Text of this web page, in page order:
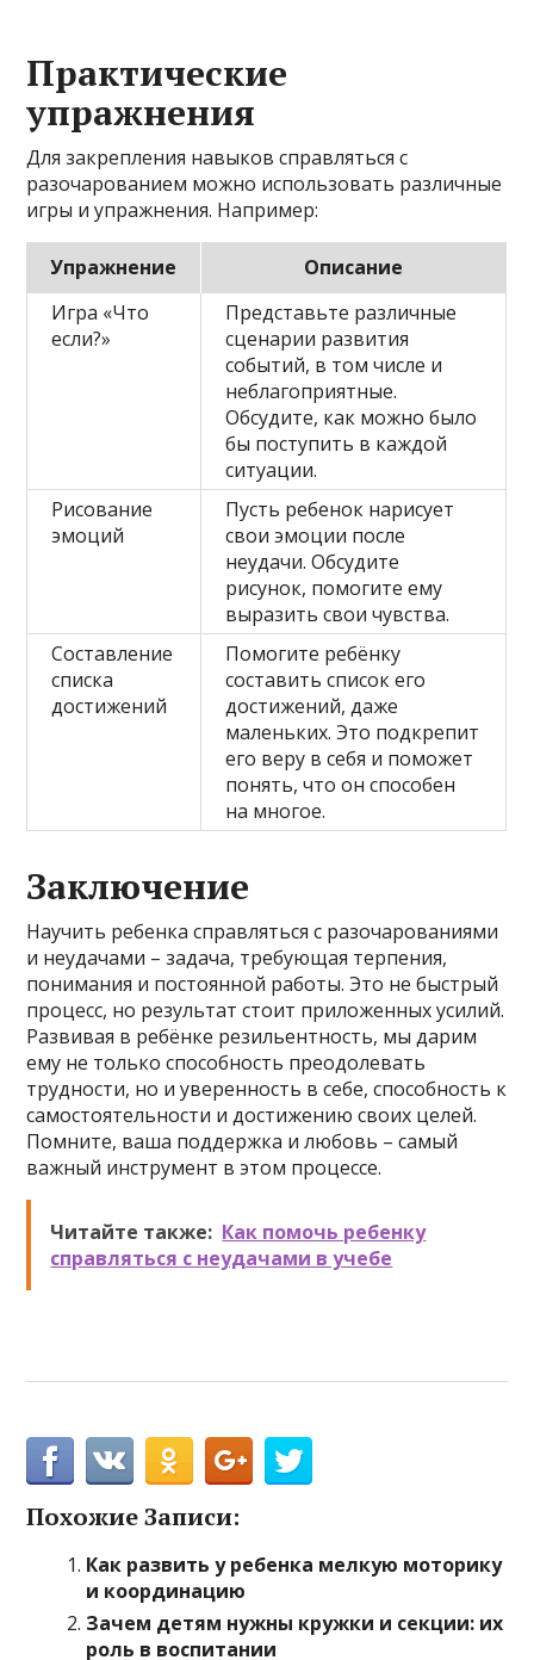
Практические
упражнения
Для закрепления навыков справляться с
разочарованием можно использовать различные
игры и упражнения. Например:
Упражнение
Описание
Игра «Что
если?»
Представьте различные
сценарии развития
событий, в том числе и
неблагоприятные.
Обсудите, как можно было
бы поступить в каждой
ситуации.
Рисование
эмоций
Пусть ребенок нарисует
свои эмоции после
неудачи. Обсудите
рисунок, помогите ему
выразить свои чувства.
Составление
списка
достижений
Помогите ребёнку
составить список его
достижений, даже
маленьких. Это подкрепит
его веру в себя и поможет
понять, что он способен
на многое.
Заключение
Научить ребенка справляться с разочарованиями
и неудачами – задача, требующая терпения,
понимания и постоянной работы. Это не быстрый
процесс, но результат стоит приложенных усилий.
Развивая в ребёнке резильентность, мы дарим
ему не только способность преодолевать
трудности, но и уверенность в себе, способность к
самостоятельности и достижению своих целей.
Помните, ваша поддержка и любовь – самый
важный инструмент в этом процессе.
Читайте также: Как помочь ребенку
справляться с неудачами в учебе
Похожие Записи:
Как развить у ребенка мелкую моторику
и координацию
Зачем детям нужны кружки и секции: их
роль в воспитании